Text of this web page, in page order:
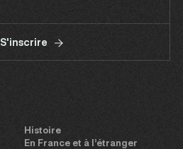
S'inscrire
Histoire
En France et à l’étranger